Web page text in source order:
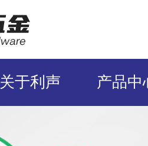
关于利声 产品中